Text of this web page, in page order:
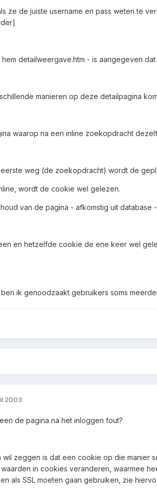
ze de juiste username en pass weten te
detailweergave.htm - is aangegeven
manieren op deze detailpagina
waarop na een inline zoekopdracht
eerste weg (de zoekopdracht) wordt de
wordt de cookie wel gelezen.
van de pagina - afkomstig uit database
en hetzelfde cookie de ene keer wel
ik genoodzaakt gebruikers soms
2003
de pagina na het inloggen fout?
wil zeggen is dat een cookie op die manier
in cookies veranderen, waarmee
als SSL moeten gaan gebruiken, zie